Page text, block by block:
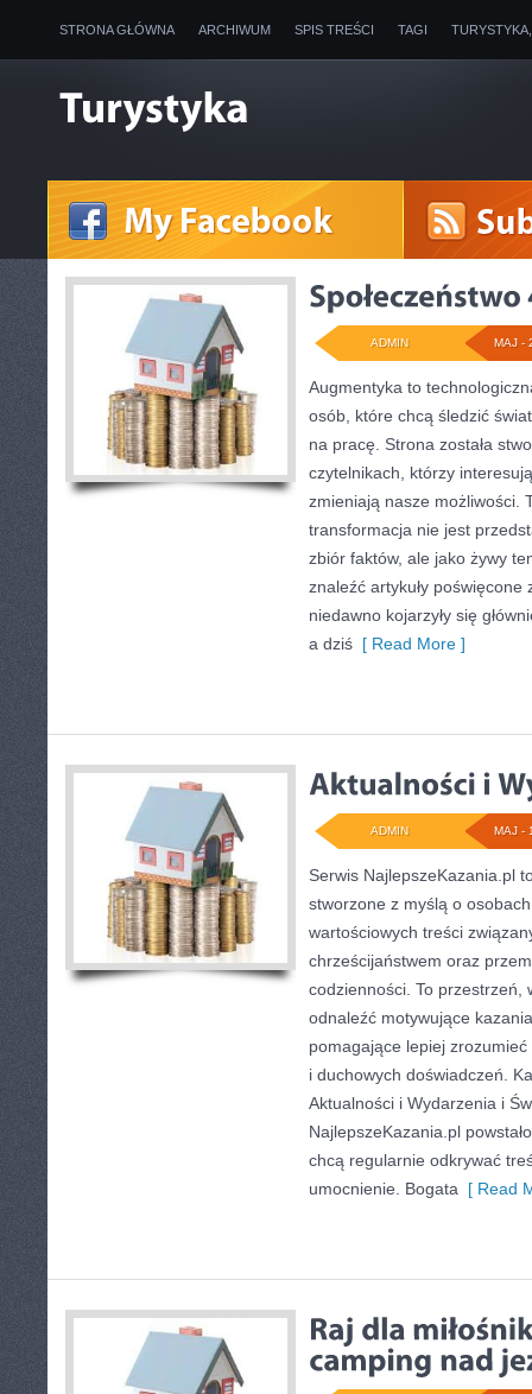
STRONA GŁÓWNA ARCHIWUM SPIS TREŚCI TAGI
MAJ -
ADMIN
Augmentyka to
osób, które chcą śledzić
na pracę. Strona została
czytelnikach, którzy
zmieniają nasze możliwości.
transformacja nie jest
zbiór faktów, ale jako żywy
znaleźć artykuły
niedawno kojarzyły się
a dziś [ Read More ]
MAJ -
ADMIN
Serwis NajlepszeKazania.pl
stworzone z myślą o
wartościowych treści
chrześcijaństwem oraz
codzienności. To przestrzeń,
odnaleźć motywujące
pomagające lepiej
i duchowych doświadczeń.
Aktualności i Wydarzenia i
NajlepszeKazania.pl
chcą regularnie odkrywać
umocnienie. Bogata [ Read